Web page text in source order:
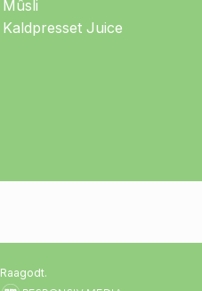
Mûsli
Kaldpresset Juice